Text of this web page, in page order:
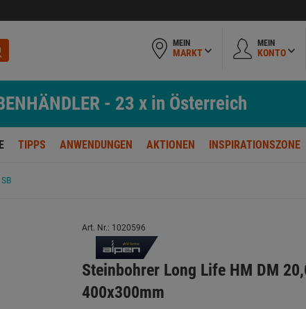
MEIN
MARKT
MEIN
KONTO
- 23 x in Österreich
TIPPS ANWENDUNGEN AKTIONEN INSPIRATIONSZONE
Art. Nr.: 1020596
Steinbohrer Long Life HM DM
400x300mm